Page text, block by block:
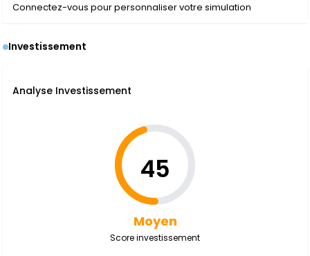
Connectez-vous pour personnaliser votre simulation
Investissement
Analyse Investissement
45
Moyen
Score investissement